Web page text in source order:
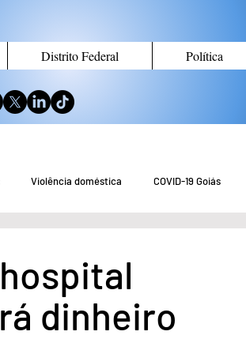
Distrito Federal Política
Violência doméstica COVID-19 Goiás
Economia
dinheiro